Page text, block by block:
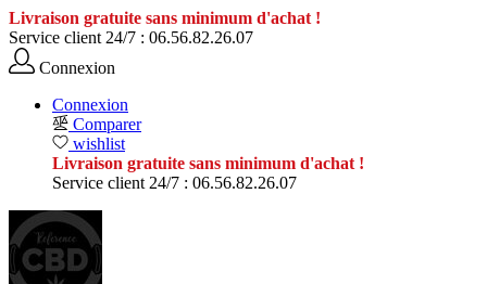
Livraison gratuite sans minimum d'achat !
Service client 24/7 : 06.56.82.26.07
Connexion
Connexion
Comparer
wishlist
Livraison gratuite sans minimum d'achat !
Service client 24/7 : 06.56.82.26.07